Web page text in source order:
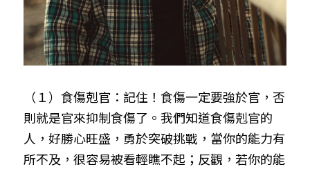
（１）食傷剋官：記住！食傷一定要強於官，否
則就是官來抑制食傷了。我們知道食傷剋官的
人，好勝心旺盛，勇於突破挑戰，當你的能力有
所不及，很容易被看輕瞧不起；反觀，若你的能